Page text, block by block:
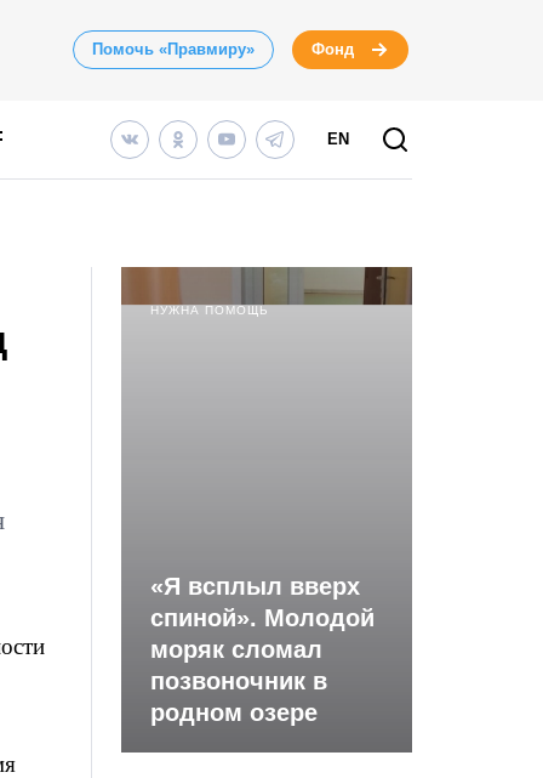
Помочь «Правмиру» Фонд
EN
НУЖНА ПОМОЩЬ
«Я всплыл вверх
спиной». Молодой
моряк сломал
позвоночник в
родном озере